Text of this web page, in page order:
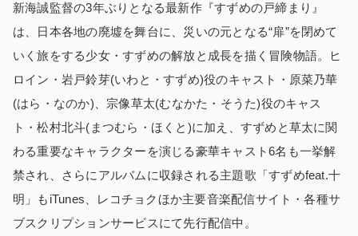
新海誠監督の3年ぶりとなる最新作『すずめの戸締まり』
は、日本各地の廃墟を舞台に、災いの元となる“扉”を閉めて
いく旅をする少女・すずめの解放と成長を描く冒険物語。ヒ
ロイン・岩戸鈴芽(いわと・すずめ)役のキャスト・原菜乃華
(はら・なのか)、宗像草太(むなかた・そうた)役のキャス
ト・松村北斗(まつむら・ほくと)に加え、すずめと草太に関
わる重要なキャラクターを演じる豪華キャスト6名も一挙解
禁され、さらにアルバムに収録される主題歌「すずめfeat.十
明」もiTunes、レコチョクほか主要音楽配信サイト・各種サ
ブスクリプションサービスにて先行配信中。